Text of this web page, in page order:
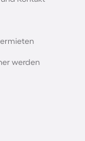
Alb
werden